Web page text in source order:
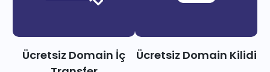
Ücretsiz Domain İç
Ücretsiz Domain Kilidi